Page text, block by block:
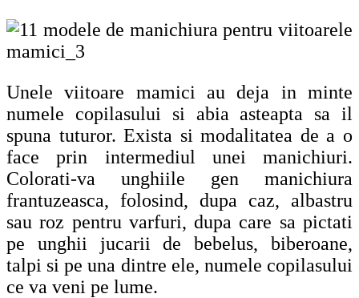
Unele viitoare mamici au deja in minte
numele copilasului si abia asteapta sa il
spuna tuturor. Exista si modalitatea de a o
face prin intermediul unei manichiuri.
Colorati-va unghiile gen manichiura
frantuzeasca, folosind, dupa caz, albastru
sau roz pentru varfuri, dupa care sa pictati
pe unghii jucarii de bebelus, biberoane,
talpi si pe una dintre ele, numele copilasului
ce va veni pe lume.